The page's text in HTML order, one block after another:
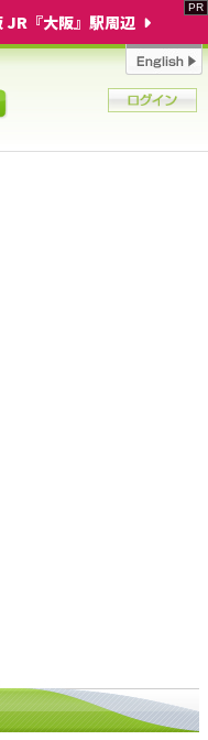
JR『大阪』駅周辺